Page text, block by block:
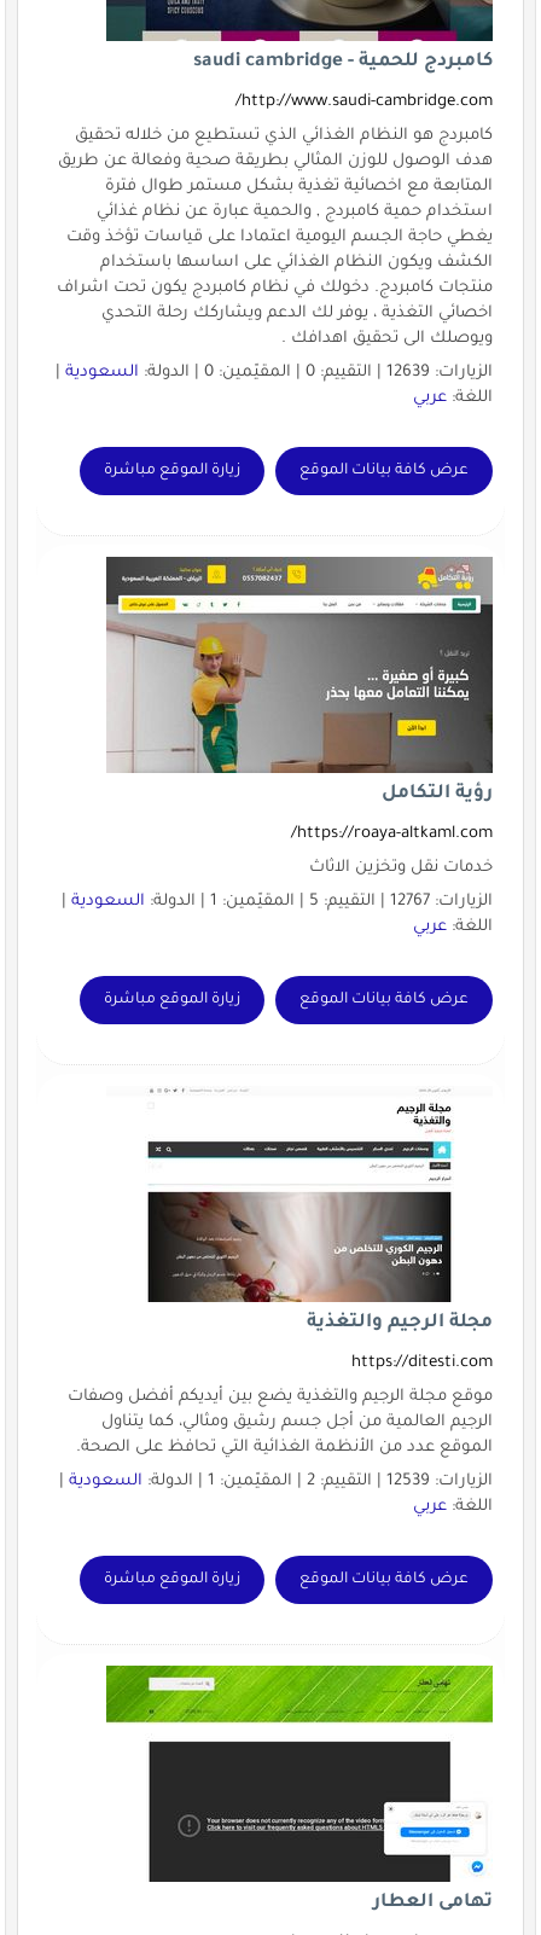
كامبردج للحمية - saudi cambridge
http://www.saudi-cambridge.com/
كامبردج هو النظام الغذائي الذي تستطيع من خلاله تحقيق
هدف الوصول للوزن المثالي بطريقة صحية وفعالة عن طريق
المتابعة مع اخصائية تغذية بشكل مستمر طوال فترة
استخدام حمية كامبردج , والحمية عبارة عن نظام غذائي
يغطي حاجة الجسم اليومية اعتمادا على قياسات تؤخذ وقت
الكشف ويكون النظام الغذائي على اساسها باستخدام
منتجات كامبردج. دخولك في نظام كامبردج يكون تحت اشراف
اخصائي التغذية ، يوفر لك الدعم ويشاركك رحلة التحدي
ويوصلك الى تحقيق اهدافك .
الزيارات: 12639 | التقييم: 0 | المقيّمين: 0 | الدولة:
السعودية|
اللغة: عربي
عرض كافة بيانات الموقع زيارة الموقع مباشرة
رؤية التكامل
https://roaya-altkaml.com/
خدمات نقل وتخزين الاثاث
الزيارات: 12767 | التقييم: 5 | المقيّمين: 1 | الدولة:
السعودية|
اللغة: عربي
عرض كافة بيانات الموقع زيارة الموقع مباشرة
مجلة الرجيم والتغذية
https://ditesti.com
موقع مجلة الرجيم والتغذية يضع بين أيديكم أفضل وصفات
الرجيم العالمية من أجل جسم رشيق ومثالي، كما يتناول
الموقع عدد من الأنظمة الغذائية التي تحافظ على الصحة.
الزيارات: 12539 | التقييم: 2 | المقيّمين: 1 | الدولة:
السعودية|
اللغة: عربي
عرض كافة بيانات الموقع زيارة الموقع مباشرة
تهامى العطار